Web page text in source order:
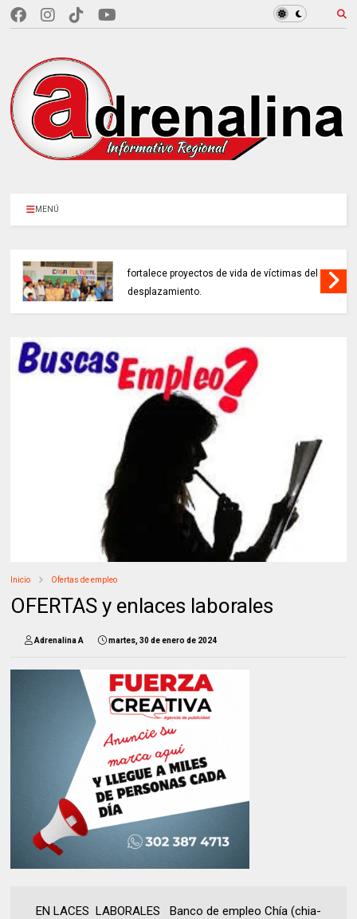
MENÚ
fortalece proyectos de vida de víctimas del
desplazamiento.
Inicio Ofertas de empleo
OFERTAS y enlaces laborales
Adrenalina A martes, 30 de enero de 2024
EN LACES LABORALES Banco de empleo Chía (chia-